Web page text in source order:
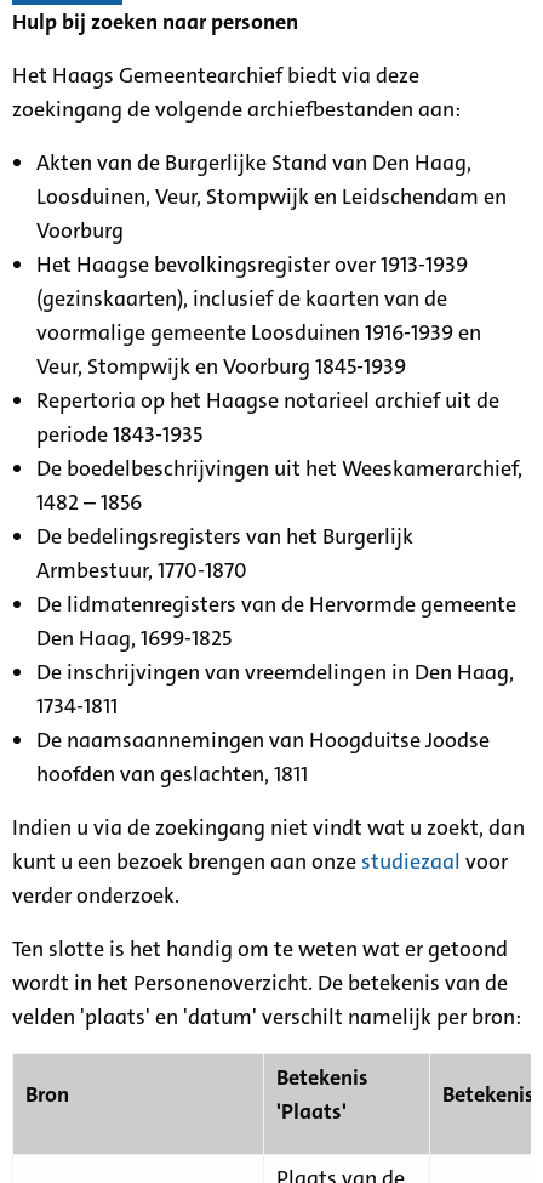
Hulp bij zoeken naar personen
Het Haags Gemeentearchief biedt via deze
zoekingang de volgende archiefbestanden aan:
Akten van de Burgerlijke Stand van Den Haag,
Loosduinen, Veur, Stompwijk en Leidschendam en
Voorburg
Het Haagse bevolkingsregister over 1913-1939
(gezinskaarten), inclusief de kaarten van de
voormalige gemeente Loosduinen 1916-1939 en
Veur, Stompwijk en Voorburg 1845-1939
Repertoria op het Haagse notarieel archief uit de
periode 1843-1935
De boedelbeschrijvingen uit het Weeskamerarchief,
1482 – 1856
De bedelingsregisters van het Burgerlijk
Armbestuur, 1770-1870
De lidmatenregisters van de Hervormde gemeente
Den Haag, 1699-1825
De inschrijvingen van vreemdelingen in Den Haag,
1734-1811
De naamsaannemingen van Hoogduitse Joodse
hoofden van geslachten, 1811
Indien u via de zoekingang niet vindt wat u zoekt, dan
kunt u een bezoek brengen aan onze studiezaal voor
verder onderzoek.
Ten slotte is het handig om te weten wat er getoond
wordt in het Personenoverzicht. De betekenis van de
velden 'plaats' en 'datum' verschilt namelijk per bron:
Bron
Betekenis
'Plaats'